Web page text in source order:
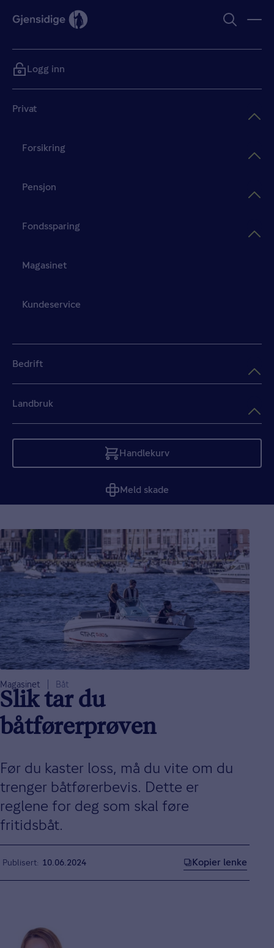
Privat
Forsikring
Pensjon
Fondssparing
Magasinet
Kundeservice
Bedrift
Landbruk
Handlekurv
Tom
Meld skade
Logg inn
Magasinet Båt
Slik tar du
båtførerprøven
Før du kaster loss, må du vite om du
trenger båtførerbevis. Dette er
reglene for deg som skal føre
fritidsbåt.
Publisert 10.06.2024 Kopier lenke